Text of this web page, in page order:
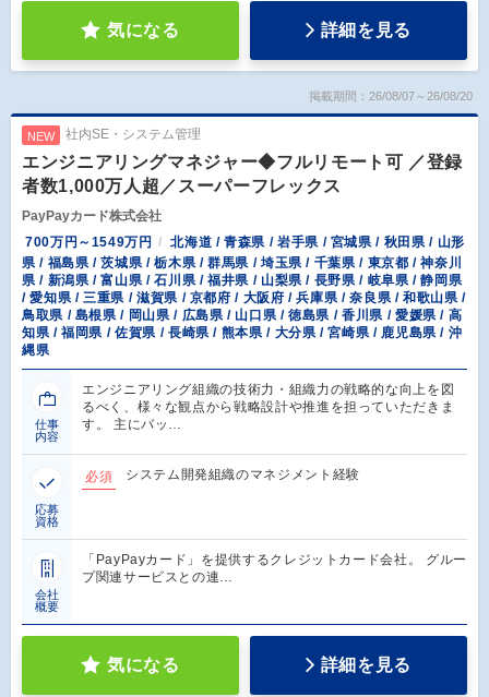
気になる 詳細を見る
掲載期間：26/08/07～26/08/20
NEW 社内SE・システム管理
エンジニアリングマネジャー◆フルリモート可 ／登録
者数1,000万人超／スーパーフレックス
PayPayカード株式会社
700万円～1549万円
北海道 / 青森県 / 岩手県 / 宮城県 / 秋田県 / 山形
県 / 福島県 / 茨城県 / 栃木県 / 群馬県 / 埼玉県 / 千葉県 / 東京都 / 神奈川
県 / 新潟県 / 富山県 / 石川県 / 福井県 / 山梨県 / 長野県 / 岐阜県 / 静岡県
/ 愛知県 / 三重県 / 滋賀県 / 京都府 / 大阪府 / 兵庫県 / 奈良県 / 和歌山県 /
鳥取県 / 島根県 / 岡山県 / 広島県 / 山口県 / 徳島県 / 香川県 / 愛媛県 / 高
知県 / 福岡県 / 佐賀県 / 長崎県 / 熊本県 / 大分県 / 宮崎県 / 鹿児島県 / 沖
縄県
仕事
内容
エンジニアリング組織の技術力・組織力の戦略的な向上を図
るべく、様々な観点から戦略設計や推進を担っていただきま
す。 主にバッ…
応募
資格
必須 システム開発組織のマネジメント経験
会社
概要
「PayPayカード」を提供するクレジットカード会社。 グルー
プ関連サービスとの連…
気になる 詳細を見る